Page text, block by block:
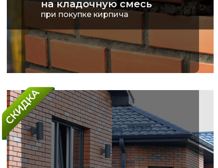
на кладочную смесь
при покупке кирпича